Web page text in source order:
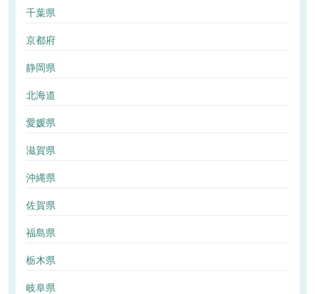
千葉県
京都府
静岡県
北海道
愛媛県
滋賀県
沖縄県
佐賀県
福島県
栃木県
岐阜県